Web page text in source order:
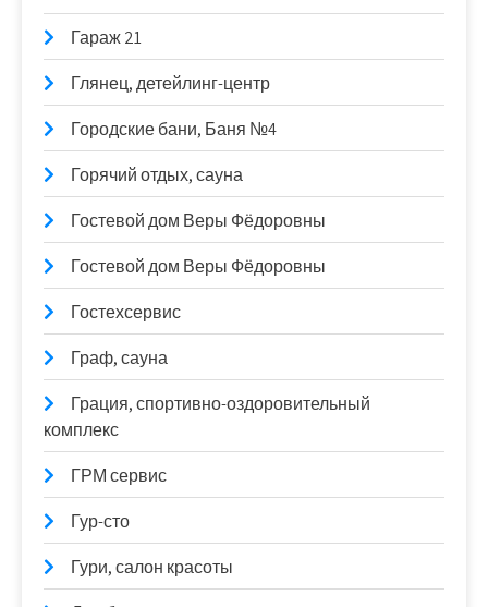
Гараж 21
Глянец, детейлинг-центр
Городские бани, Баня №4
Горячий отдых, сауна
Гостевой дом Веры Фёдоровны
Гостевой дом Веры Фёдоровны
Гостехсервис
Граф, сауна
Грация, спортивно-оздоровительный
комплекс
ГРМ сервис
Гур-сто
Гури, салон красоты